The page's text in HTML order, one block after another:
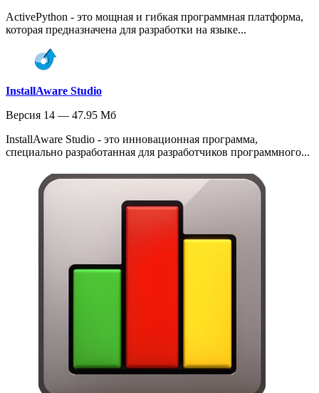
ActivePython - это мощная и гибкая программная платформа,
которая предназначена для разработки на языке...
InstallAware Studio
Версия 14 — 47.95 Мб
InstallAware Studio - это инновационная программа,
специально разработанная для разработчиков программного...